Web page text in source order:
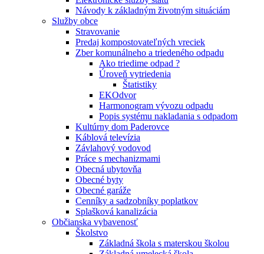
Návody k základným životným situáciám
Služby obce
Stravovanie
Predaj kompostovateľných vreciek
Zber komunálneho a triedeného odpadu
Ako triedime odpad ?
Úroveň vytriedenia
Štatistiky
EKOdvor
Harmonogram vývozu odpadu
Popis systému nakladania s odpadom
Kultúrny dom Paderovce
Káblová televízia
Závlahový vodovod
Práce s mechanizmami
Obecná ubytovňa
Obecné byty
Obecné garáže
Cenníky a sadzobníky poplatkov
Splašková kanalizácia
Občianska vybavenosť
Školstvo
Základná škola s materskou školou